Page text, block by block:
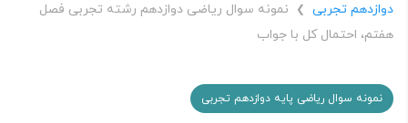
دوازدهم تجربی
❯
نمونه سوال ریاضی دوازدهم رشته تجربی فصل
هفتم، احتمال کل با جواب
نمونه سوال ریاضی پایه دوازدهم تجربی